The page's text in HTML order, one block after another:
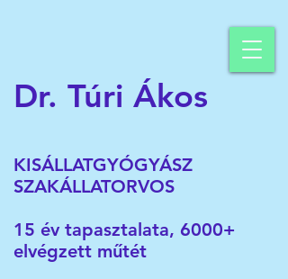
Dr. Túri Ákos
KISÁLLATGYÓGYÁSZ
SZAKÁLLATORVOS
15 év tapasztalata, 6000+
elvégzett műtét